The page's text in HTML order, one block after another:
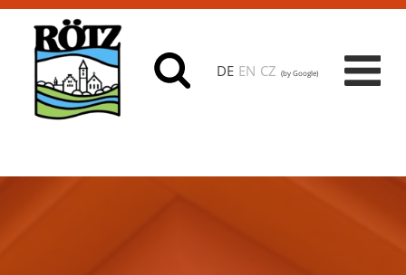
DE EN CZ (by Google)